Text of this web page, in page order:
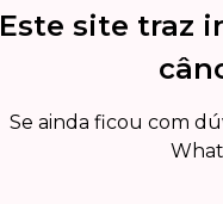
Este site traz
Se ainda ficou com